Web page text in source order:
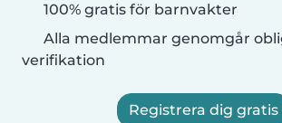
100% gratis för barnvakter
Alla medlemmar genomgår
verifikation
Registrera dig gratis